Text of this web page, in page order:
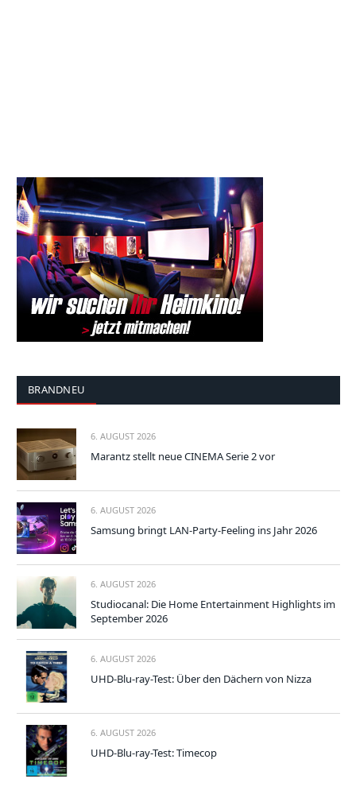
BRANDNEU
6. AUGUST 2026
Marantz stellt neue CINEMA Serie 2 vor
6. AUGUST 2026
Samsung bringt LAN-Party-Feeling ins Jahr 2026
6. AUGUST 2026
Studiocanal: Die Home Entertainment Highlights im
September 2026
6. AUGUST 2026
UHD-Blu-ray-Test: Über den Dächern von Nizza
6. AUGUST 2026
UHD-Blu-ray-Test: Timecop